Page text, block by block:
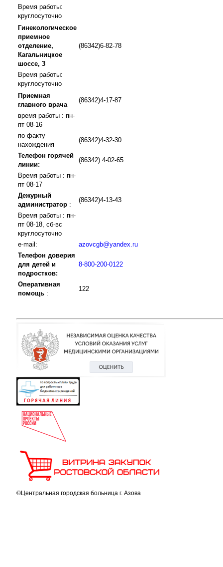
Время работы:
круглосуточно
Гинекологическое
приемное
отделение,
Кагальницкое
шоссе, 3
(86342)6-82-78
Время работы:
круглосуточно
Приемная
главного врача
(86342)4-17-87
время работы : пн-
пт 08-16
по факту
нахождения
(86342)4-32-30
Телефон горячей
линии:
(86342) 4-02-65
Время работы : пн-
пт 08-17
Дежурный
администратор :
(86342)4-13-43
Время работы : пн-
пт 08-18, сб-вс
круглосуточно
e-mail:
azovcgb@yandex.ru
Телефон доверия
для детей и
подростков:
8-800-200-0122
Оперативная
помощь :
122
©Центральная городская больница г. Азова